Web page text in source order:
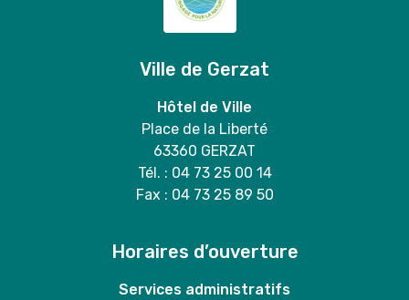
Ville de Gerzat
Hôtel de Ville
Place de la Liberté
63360 GERZAT
Tél. : 04 73 25 00 14
Fax : 04 73 25 89 50
Horaires d’ouverture
Services administratifs